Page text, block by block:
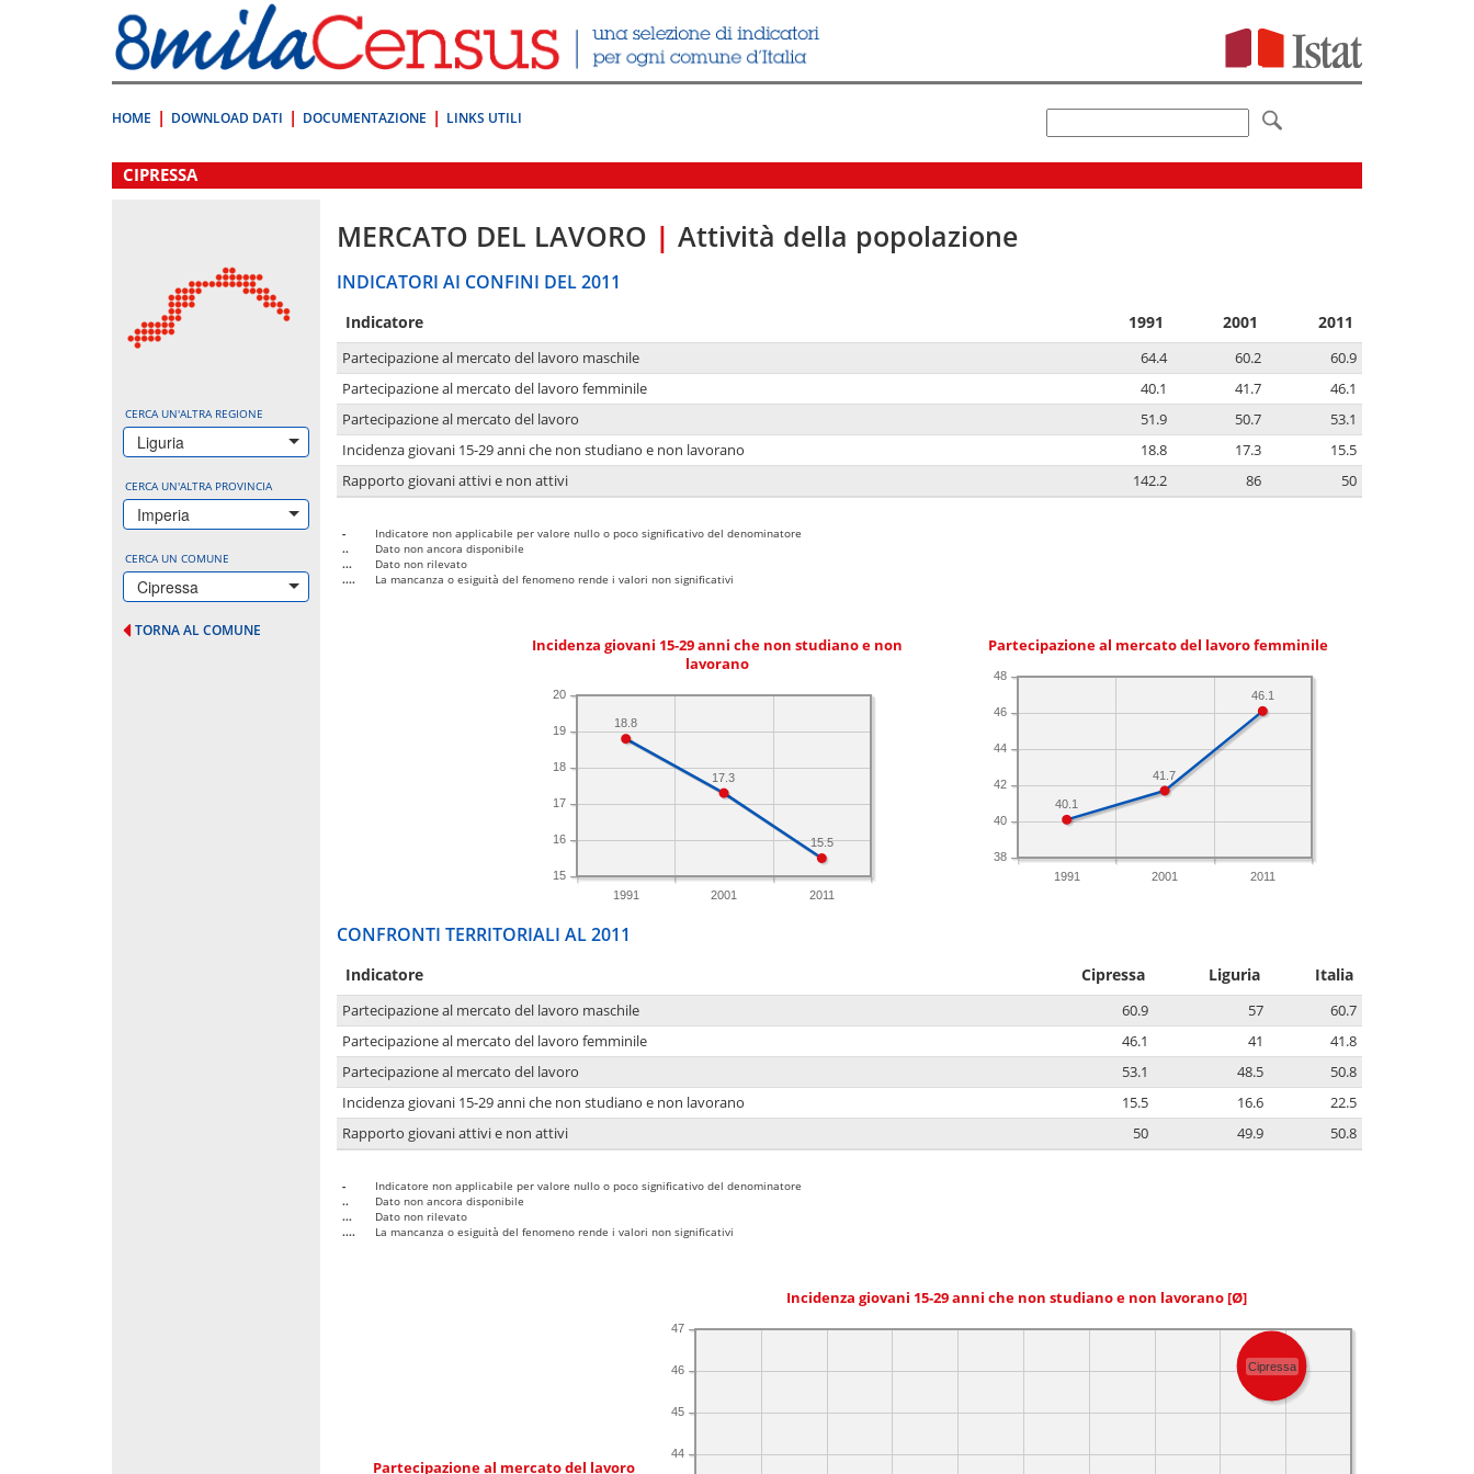
direttamente
a:
Contenuto
HOME DOWNLOAD DATI DOCUMENTAZIONE LINKS UTILI
.
CIPRESSA
CERCA UN'ALTRA REGIONE
Liguria
CERCA UN'ALTRA PROVINCIA
Imperia
CERCA UN COMUNE
Cipressa
TORNA AL COMUNE
MERCATO DEL LAVORO | Attività della popolazione
INDICATORI AI CONFINI DEL 2011
Indicatore 1991 2001 2011
Partecipazione al mercato del lavoro maschile 64.4 60.2
60.9
Partecipazione al mercato del lavoro femminile
40.1 41.7
46.1
Partecipazione al mercato del lavoro
51.9 50.7
53.1
Incidenza giovani 15-29 anni che non studiano e non lavorano
18.8 17.3
15.5
Rapporto giovani attivi e non attivi
142.2 86 50
-
Indicatore non applicabile per valore nullo o poco significativo del denominatore
..
Dato non ancora disponibile
...
Dato non rilevato
....
La mancanza o esiguità del fenomeno rende i valori non significativi
Incidenza giovani 15-29 anni che non studiano e non
lavorano
1991 2001 2011
15
16
17
18
19
20
15.5
17.3
18.8
Partecipazione al mercato del lavoro femminile
1991 2001 2011
38
40
42
44
46
48
46.1
41.7
40.1
CONFRONTI TERRITORIALI AL 2011
Indicatore Cipressa Liguria Italia
Partecipazione al mercato del lavoro maschile 60.9 57
60.7
Partecipazione al mercato del lavoro femminile
46.1 41
41.8
Partecipazione al mercato del lavoro
53.1 48.5
50.8
Incidenza giovani 15-29 anni che non studiano e non lavorano
15.5 16.6
22.5
Rapporto giovani attivi e non attivi
50 49.9 50.8
-
Indicatore non applicabile per valore nullo o poco significativo del denominatore
..
Dato non ancora disponibile
...
Dato non rilevato
....
La mancanza o esiguità del fenomeno rende i valori non significativi
Incidenza giovani 15-29 anni che non studiano e non lavorano [Ø]
Partecipazione al mercato del lavoro
44
45
46
47
Cipressa